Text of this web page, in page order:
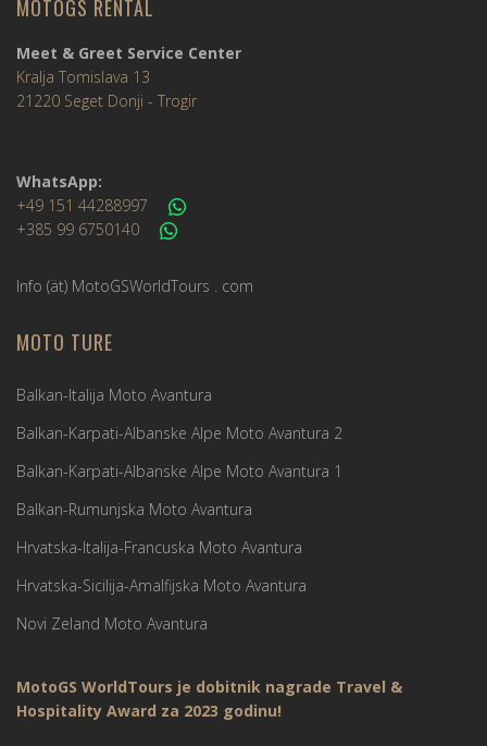
MOTOGS RENTAL
Meet & Greet Service Center
Kralja Tomislava 13
21220 Seget Donji - Trogir
WhatsApp:
+49 151 44288997
+385 99 6750140
Info (ät) MotoGSWorldTours . com
MOTO TURE
Balkan-Italija Moto Avantura
Balkan-Karpati-Albanske Alpe Moto Avantura 2
Balkan-Karpati-Albanske Alpe Moto Avantura 1
Balkan-Rumunjska Moto Avantura
Hrvatska-Italija-Francuska Moto Avantura
Hrvatska-Sicilija-Amalfijska Moto Avantura
Novi Zeland Moto Avantura
MotoGS WorldTours je dobitnik nagrade Travel &
Hospitality Award za 2023 godinu!